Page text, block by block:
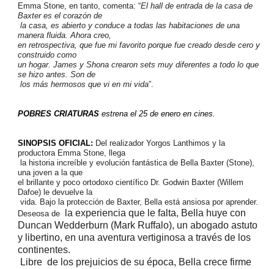
Emma Stone, en tanto, comenta: “El hall de entrada de la casa de
Baxter es el corazón de
la casa, es abierto y conduce a todas las habitaciones de una
manera fluida. Ahora creo,
en retrospectiva, que fue mi favorito porque fue creado desde cero y
construido como
un hogar. James y Shona crearon sets muy diferentes a todo lo que
se hizo antes. Son de
los más hermosos que vi en mi vida”.
POBRES CRIATURAS estrena el 25 de enero en cines.
SINOPSIS OFICIAL: Del realizador Yorgos Lanthimos y la
productora Emma Stone, llega
la historia increíble y evolución fantástica de Bella Baxter (Stone),
una joven a la que
el brillante y poco ortodoxo científico Dr. Godwin Baxter (Willem
Dafoe) le devuelve la
vida. Bajo la protección de Baxter, Bella está ansiosa por aprender.
Deseosa de
la experiencia que le falta, Bella huye con
Duncan Wedderburn (Mark Ruffalo), un abogado astuto
y libertino, en una aventura vertiginosa a través de los
continentes.
Libre de los prejuicios de su época, Bella crece firme